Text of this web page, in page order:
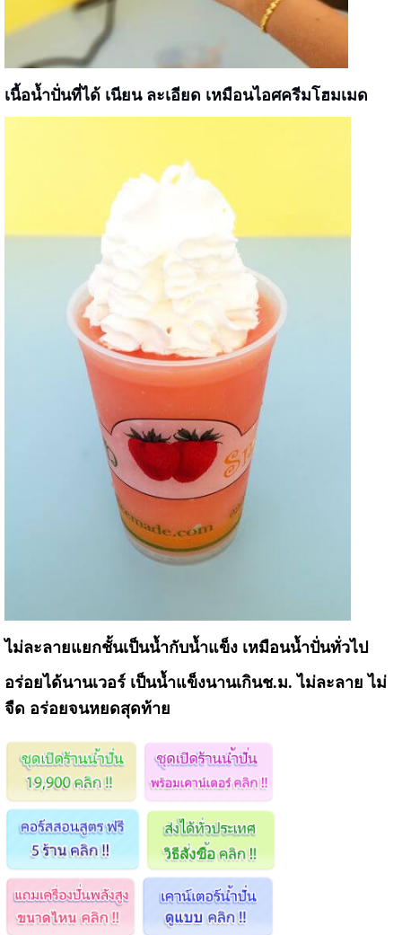
เนื้อน้ำปั่นที่ได้ เนียน ละเอียด เหมือนไอศครีมโฮมเมด
ไม่ละลายแยกชั้นเป็นน้ำกับน้ำแข็ง เหมือนน้ำปั่นทั่วไป
อร่อยได้นานเวอร์ เป็นน้ำแข็งนานเกินช.ม. ไม่ละลาย ไม่
จืด อร่อยจนหยดสุดท้าย